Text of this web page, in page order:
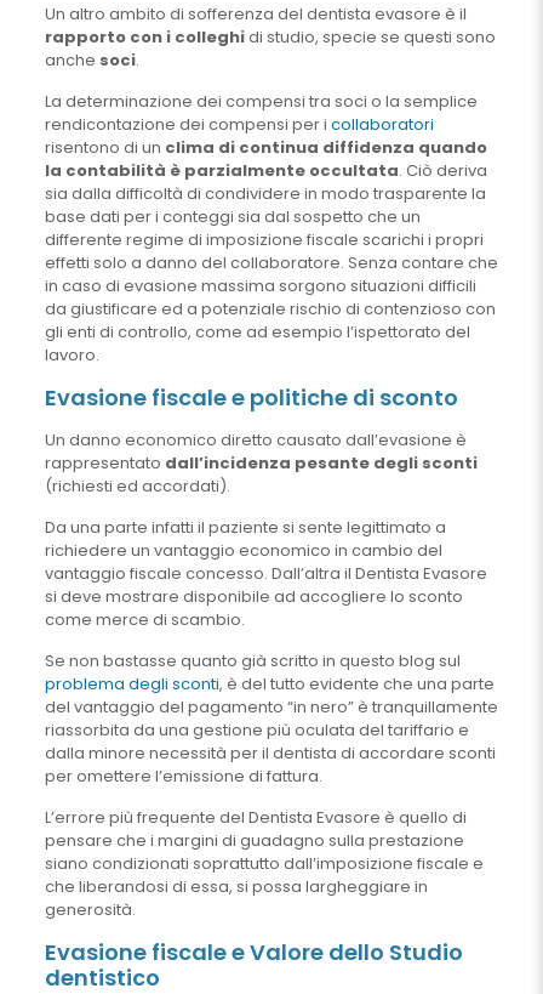
Un altro ambito di sofferenza del dentista evasore è il
rapporto con i colleghidi studio, specie se questi sono
anche soci.
La determinazione dei compensi tra soci o la semplice
rendicontazione dei compensi per i collaboratori
risentono di un clima di continua diffidenza quando
la contabilità è parzialmente occultata. Ciò deriva
sia dalla difficoltà di condividere in modo trasparente la
base dati per i conteggi sia dal sospetto che un
differente regime di imposizione fiscale scarichi i propri
effetti solo a danno del collaboratore. Senza contare che
in caso di evasione massima sorgono situazioni difficili
da giustificare ed a potenziale rischio di contenzioso con
gli enti di controllo, come ad esempio l’ispettorato del
lavoro.
Evasione fiscale e politiche di sconto
Un danno economico diretto causato dall’evasione è
rappresentato dall’incidenza pesante degli sconti
(richiesti ed accordati).
Da una parte infatti il paziente si sente legittimato a
richiedere un vantaggio economico in cambio del
vantaggio fiscale concesso. Dall’altra il Dentista Evasore
si deve mostrare disponibile ad accogliere lo sconto
come merce di scambio.
Se non bastasse quanto già scritto in questo blog sul
problema degli sconti, è del tutto evidente che una parte
del vantaggio del pagamento “in nero” è tranquillamente
riassorbita da una gestione più oculata del tariffario e
dalla minore necessità per il dentista di accordare sconti
per omettere l’emissione di fattura.
L’errore più frequente del Dentista Evasore è quello di
pensare che i margini di guadagno sulla prestazione
siano condizionati soprattutto dall’imposizione fiscale e
che liberandosi di essa, si possa largheggiare in
generosità.
Evasione fiscale e Valore dello Studio
dentistico